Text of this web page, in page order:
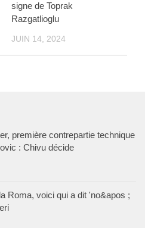
signe de Toprak
Razgatlioglu
JUIN 14, 2024
première contrepartie technique
: Chivu décide
Roma, voici qui a dit 'no&apos ;